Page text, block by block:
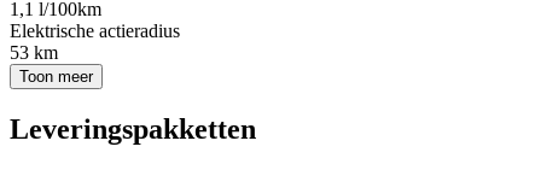
1,1 l/100km
Elektrische actieradius
53 km
Toon meer
Leveringspakketten